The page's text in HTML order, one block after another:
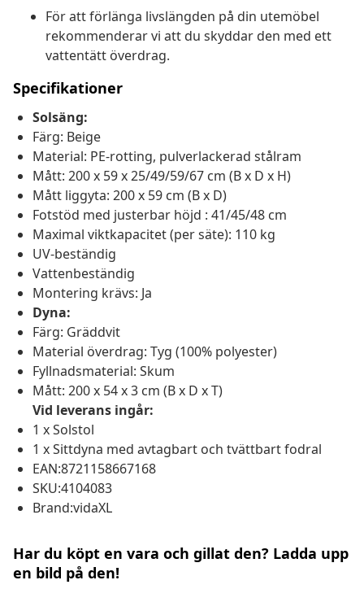
För att förlänga livslängden på din utemöbel
rekommenderar vi att du skyddar den med ett
vattentätt överdrag.
Specifikationer
Solsäng:
Färg: Beige
Material: PE-rotting, pulverlackerad stålram
Mått: 200 x 59 x 25/49/59/67 cm (B x D x H)
Mått liggyta: 200 x 59 cm (B x D)
Fotstöd med justerbar höjd : 41/45/48 cm
Maximal viktkapacitet (per säte): 110 kg
UV-beständig
Vattenbeständig
Montering krävs: Ja
Dyna:
Färg: Gräddvit
Material överdrag: Tyg (100% polyester)
Fyllnadsmaterial: Skum
Mått: 200 x 54 x 3 cm (B x D x T)
Vid leverans ingår:
1 x Solstol
1 x Sittdyna med avtagbart och tvättbart fodral
EAN:8721158667168
SKU:4104083
Brand:vidaXL
Har du köpt en vara och gillat den? Ladda upp
en bild på den!